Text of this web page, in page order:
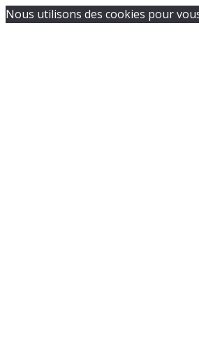
Nous utilisons des cookies pour